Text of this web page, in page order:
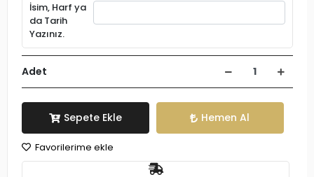
İsim, Harf ya
da Tarih
Yazınız.
Adet
Sepete Ekle Hemen Al
Favorilerime ekle